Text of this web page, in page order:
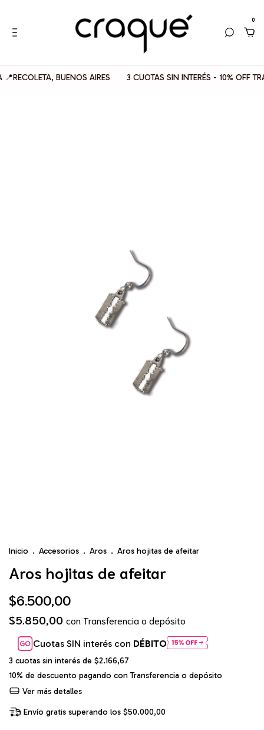
0
BUENOS AIRES 3 CUOTAS SIN INTERÉS - 10% OFF
Inicio . Accesorios . Aros . Aros hojitas de afeitar
Aros hojitas de afeitar
$6.500,00
$5.850,00 con Transferencia o depósito
Cuotas SIN interés con DÉBITO
3 cuotas sin interés de $2.166,67
10% de descuento pagando con Transferencia o depósito
Ver más detalles
Envío gratis superando los$50.000,00